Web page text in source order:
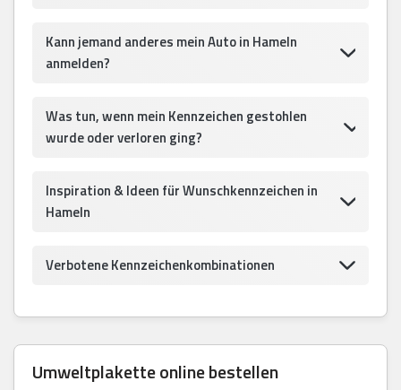
Kann jemand anderes mein Auto in Hameln
anmelden?
Was tun, wenn mein Kennzeichen gestohlen
wurde oder verloren ging?
Inspiration & Ideen für Wunschkennzeichen in
Hameln
Verbotene Kennzeichenkombinationen
Umweltplakette online bestellen